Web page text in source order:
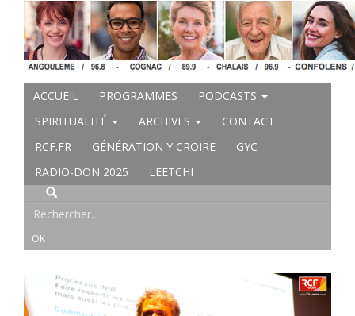
ACCUEIL PROGRAMMES
PODCASTS
SPIRITUALITÉ
ARCHIVES
CONTACT
RCF.FR
GÉNÉRATION Y CROIRE
GYC
RADIO-DON 2025
LEETCHI